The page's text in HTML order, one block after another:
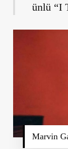
ünlü “I
Marvin